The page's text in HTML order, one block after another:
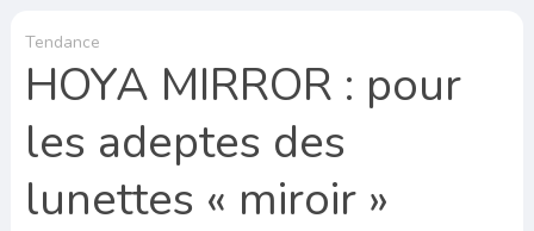
Tendance
HOYA MIRROR : pour
les adeptes des
lunettes « miroir »